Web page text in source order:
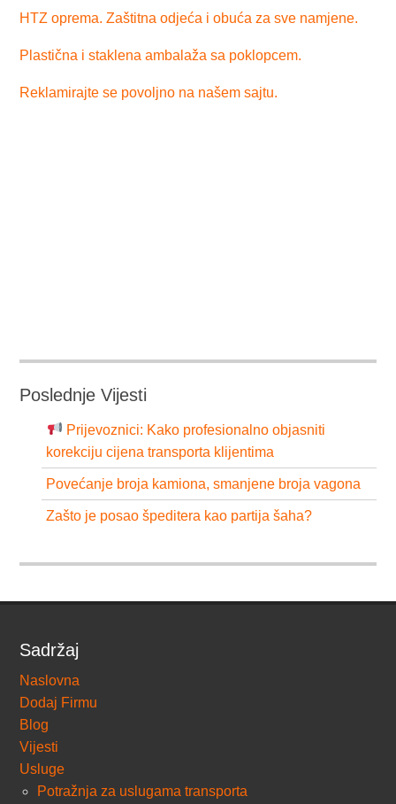
HTZ oprema. Zaštitna odjeća i obuća za sve namjene.
Plastična i staklena ambalaža sa poklopcem.
Reklamirajte se povoljno na našem sajtu.
Poslednje Vijesti
Prijevoznici: Kako profesionalno objasniti
korekciju cijena transporta klijentima
Povećanje broja kamiona, smanjene broja vagona
Zašto je posao špeditera kao partija šaha?
Sadržaj
Naslovna
Dodaj Firmu
Blog
Vijesti
Usluge
Potražnja za uslugama transporta